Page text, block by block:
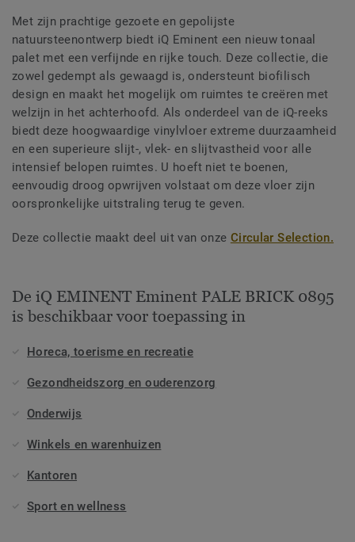
Met zijn prachtige gezoete en gepolijste
natuursteenontwerp biedt iQ Eminent een nieuw tonaal
palet met een verfijnde en rijke touch. Deze collectie, die
zowel gedempt als gewaagd is, ondersteunt biofilisch
design en maakt het mogelijk om ruimtes te creëren met
welzijn in het achterhoofd. Als onderdeel van de iQ-reeks
biedt deze hoogwaardige vinylvloer extreme duurzaamheid
en een superieure slijt-, vlek- en slijtvastheid voor alle
intensief belopen ruimtes. U hoeft niet te boenen,
eenvoudig droog opwrijven volstaat om deze vloer zijn
oorspronkelijke uitstraling terug te geven.
Deze collectie maakt deel uit van onze Circular Selection.
De iQ EMINENT Eminent PALE BRICK 0895
is beschikbaar voor toepassing in
Horeca, toerisme en recreatie
Gezondheidszorg en ouderenzorg
Onderwijs
Winkels en warenhuizen
Kantoren
Sport en wellness